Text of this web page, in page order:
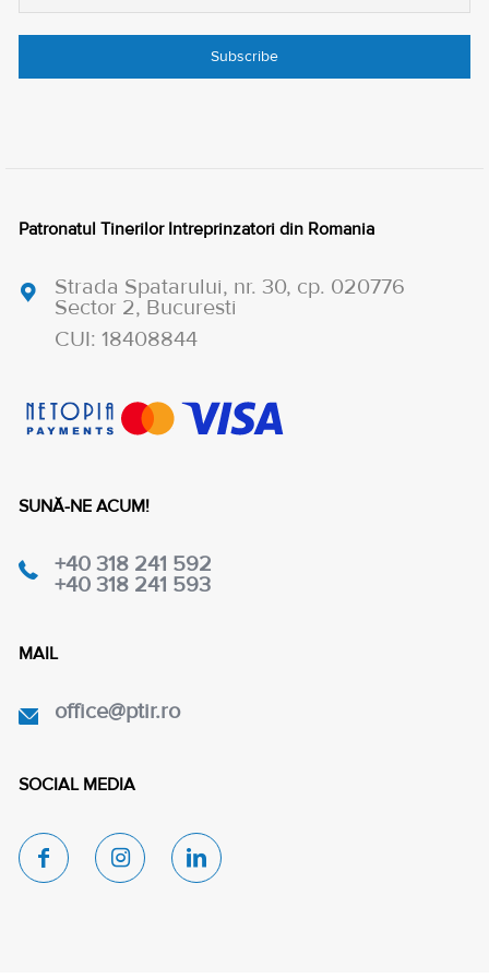
Patronatul Tinerilor Intreprinzatori din Romania
Strada Spatarului, nr. 30, cp. 020776
Sector 2, Bucuresti
CUI: 18408844
SUNĂ-NE ACUM!
+40 318 241 592
+40 318 241 593
MAIL
office@ptir.ro
SOCIAL MEDIA